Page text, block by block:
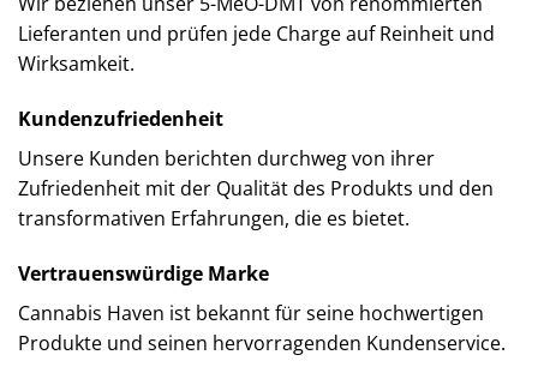
Lieferanten und prüfen jede Charge auf Reinheit und
Wirksamkeit.
Kundenzufriedenheit
Unsere Kunden berichten durchweg von ihrer
Zufriedenheit mit der Qualität des Produkts und den
transformativen Erfahrungen, die es bietet.
Vertrauenswürdige Marke
Cannabis Haven ist bekannt für seine hochwertigen
Produkte und seinen hervorragenden Kundenservice.